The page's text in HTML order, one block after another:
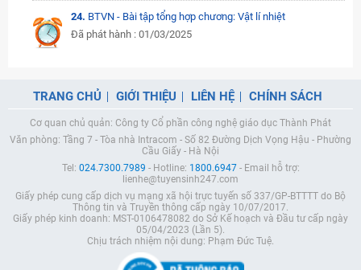
24. BTVN - Bài tập tổng hợp chương: Vật lí nhiệt
Đã phát hành : 01/03/2025
TRANG CHỦ GIỚI THIỆU LIÊN HỆ CHÍNH SÁCH
Cơ quan chủ quản: Công ty Cổ phần công nghệ giáo dục Thành Phát
Văn phòng: Tầng 7 - Tòa nhà Intracom - Số 82 Đường Dịch Vọng Hậu - Phường
Cầu Giấy - Hà Nội
Tel: 024.7300.7989 - Hotline: 1800.6947- Email hỗ trợ:
lienhe@tuyensinh247.com
Giấy phép cung cấp dịch vụ mạng xã hội trực tuyến số 337/GP-BTTTT do Bộ
Thông tin và Truyền thông cấp ngày 10/07/2017.
Giấy phép kinh doanh: MST-0106478082 do Sở Kế hoạch và Đầu tư cấp ngày
05/04/2023 (Lần 5).
Chịu trách nhiệm nội dung: Phạm Đức Tuệ.